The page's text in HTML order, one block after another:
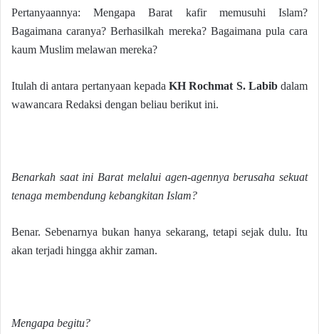
Pertanyaannya: Mengapa Barat kafir memusuhi Islam?
Bagaimana caranya? Berhasilkah mereka? Bagaimana pula cara
kaum Muslim melawan mereka?
Itulah di antara pertanyaan kepadaKH Rochmat S. Labibdalam
wawancara Redaksi dengan beliau berikut ini.
Benarkah saat ini Barat melalui agen-agennya berusaha sekuat
tenaga membendung kebangkitan Islam?
Benar. Sebenarnya bukan hanya sekarang, tetapi sejak dulu. Itu
akan terjadi hingga akhir zaman.
Mengapa begitu?